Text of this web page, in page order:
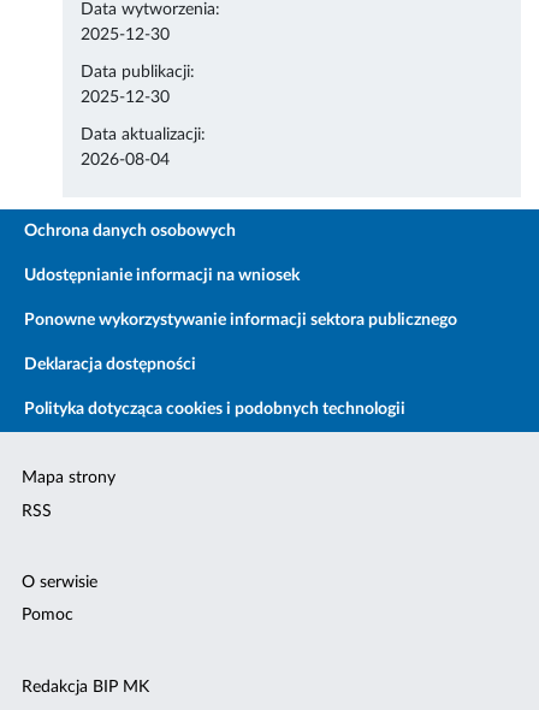
Data wytworzenia:
2025-12-30
Data publikacji:
2025-12-30
Data aktualizacji:
2026-08-04
Ochrona danych osobowych
Udostępnianie informacji na wniosek
Ponowne wykorzystywanie informacji sektora publicznego
Deklaracja dostępności
Polityka dotycząca cookies i podobnych technologii
Mapa strony
RSS
O serwisie
Pomoc
Redakcja BIP MK